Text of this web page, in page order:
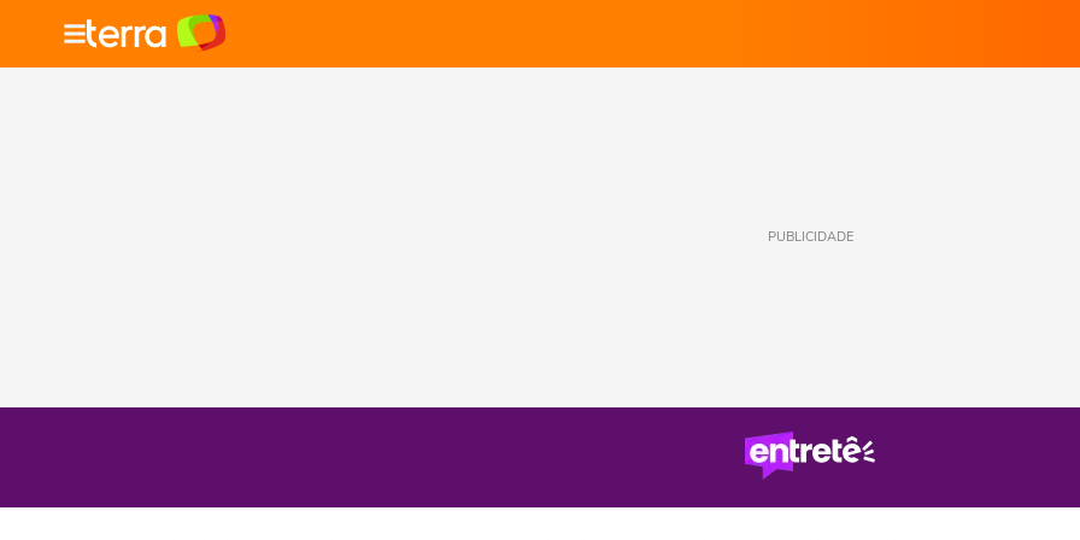
PUBLICIDADE